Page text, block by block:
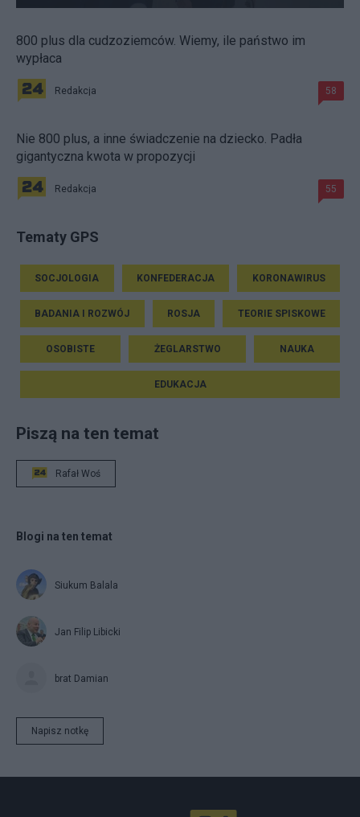
800 plus dla cudzoziemców. Wiemy, ile państwo im
wypłaca
Redakcja 58
Nie 800 plus, a inne świadczenie na dziecko. Padła
gigantyczna kwota w propozycji
Redakcja 55
Tematy GPS
SOCJOLOGIA KONFEDERACJA KORONAWIRUS
BADANIA I ROZWÓJ ROSJA TEORIE SPISKOWE
OSOBISTE ŻEGLARSTWO NAUKA
EDUKACJA
Piszą na ten temat
Rafał Woś
Blogi na ten temat
Siukum Balala
Jan Filip Libicki
brat Damian
Napisz notkę